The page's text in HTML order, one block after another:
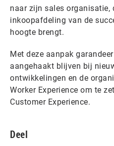
naar zijn sales organisatie,
inkoopafdeling van de
hoogte brengt.
Met deze aanpak
aangehaakt blijven bij
ontwikkelingen en de
Worker Experience om te
Customer Experience.
Deel